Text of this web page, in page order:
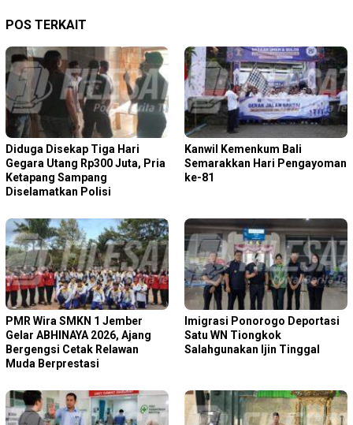
POS TERKAIT
Diduga Disekap Tiga Hari
Gegara Utang Rp300 Juta, Pria
Ketapang Sampang
Diselamatkan Polisi
Kanwil Kemenkum Bali
Semarakkan Hari Pengayoman
ke-81
PMR Wira SMKN 1 Jember
Gelar ABHINAYA 2026, Ajang
Bergengsi Cetak Relawan
Muda Berprestasi
Imigrasi Ponorogo Deportasi
Satu WN Tiongkok
Salahgunakan Ijin Tinggal